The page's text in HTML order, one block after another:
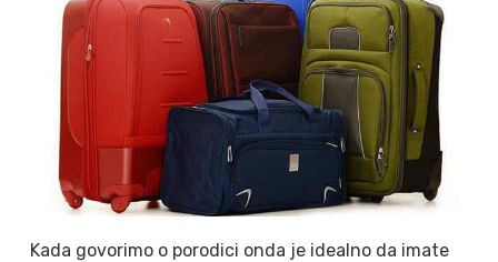
Kada govorimo o porodici onda je idealno da imate